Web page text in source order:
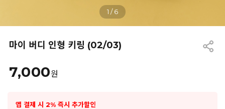
1 /6
마이 버디 인형 키링 (02/03)
7,000원
앱 결제 시 2% 즉시 추가할인